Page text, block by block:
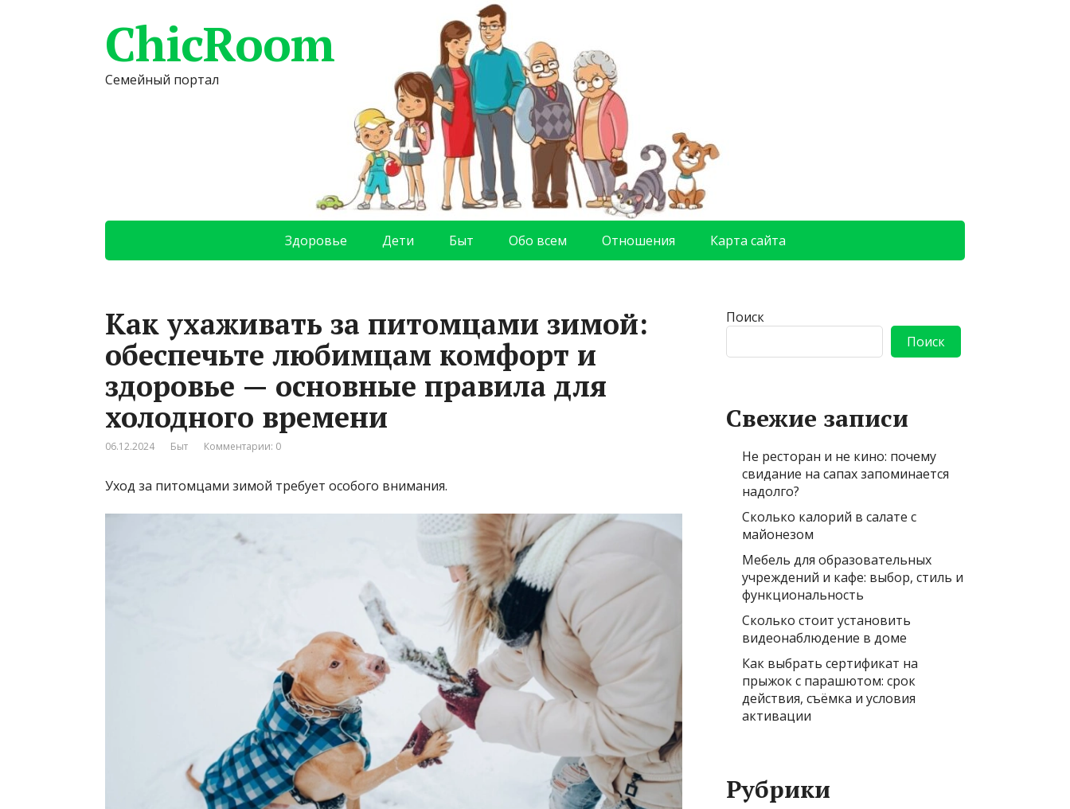
ChicRoom
Семейный портал
Здоровье Дети Быт Обо всем Отношения Карта сайта
Как ухаживать за питомцами зимой:
обеспечьте любимцам комфорт и
здоровье — основные правила для
холодного времени
06.12.2024 Быт Комментарии: 0
Уход за питомцами зимой требует особого внимания.
Поиск
Поиск
Свежие записи
Не ресторан и не кино: почему
свидание на сапах запоминается
надолго?
Сколько калорий в салате с
майонезом
Мебель для образовательных
учреждений и кафе: выбор, стиль и
функциональность
Сколько стоит установить
видеонаблюдение в доме
Как выбрать сертификат на
прыжок с парашютом: срок
действия, съёмка и условия
активации
Рубрики